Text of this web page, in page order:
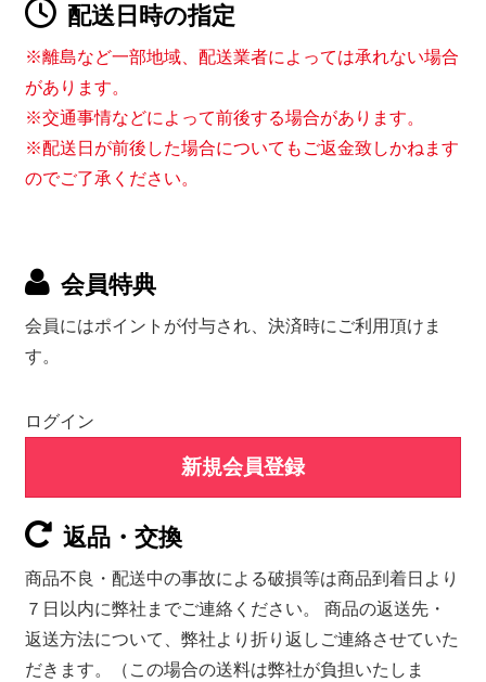
配送日時の指定
※離島など一部地域、配送業者によっては承れない場合
があります。
※交通事情などによって前後する場合があります。
※配送日が前後した場合についてもご返金致しかねます
のでご了承ください。
会員特典
会員にはポイントが付与され、決済時にご利用頂けま
す。
ログイン
新規会員登録
返品・交換
商品不良・配送中の事故による破損等は商品到着日より
７日以内に弊社までご連絡ください。 商品の返送先・
返送方法について、弊社より折り返しご連絡させていた
だきます。（この場合の送料は弊社が負担いたしま